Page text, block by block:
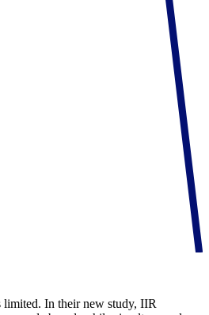
limited. In their new study, IIR